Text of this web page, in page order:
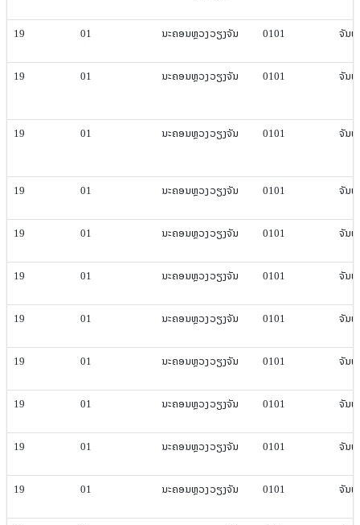
19 01 ນະຄອນຫຼວງ​ວຽງ​ຈັນ 0101 ຈັນ
19 01 ນະຄອນຫຼວງ​ວຽງ​ຈັນ 0101 ຈັນ
19 01 ນະຄອນຫຼວງ​ວຽງ​ຈັນ 0101 ຈັນ
19 01 ນະຄອນຫຼວງ​ວຽງ​ຈັນ 0101 ຈັນ
19 01 ນະຄອນຫຼວງ​ວຽງ​ຈັນ 0101 ຈັນ
19 01 ນະຄອນຫຼວງ​ວຽງ​ຈັນ 0101 ຈັນ
19 01 ນະຄອນຫຼວງ​ວຽງ​ຈັນ 0101 ຈັນ
19 01 ນະຄອນຫຼວງ​ວຽງ​ຈັນ 0101 ຈັນ
19 01 ນະຄອນຫຼວງ​ວຽງ​ຈັນ 0101 ຈັນ
19 01 ນະຄອນຫຼວງ​ວຽງ​ຈັນ 0101 ຈັນ
19 01 ນະຄອນຫຼວງ​ວຽງ​ຈັນ 0101 ຈັນ